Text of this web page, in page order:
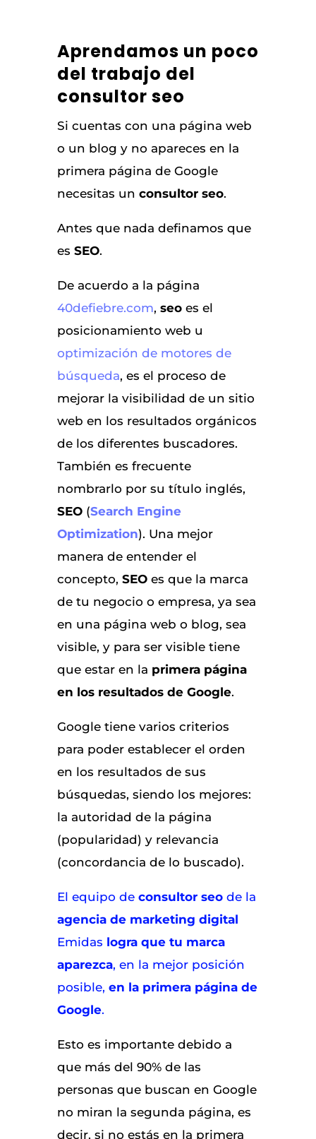
Aprendamos un poco
del trabajo del
consultor seo
Si cuentas con una página web
o un blog y no apareces en la
primera página de Google
necesitas un consultor seo.
Antes que nada definamos que
es SEO.
De acuerdo a la página
40defiebre.com, seoes el
posicionamiento web u
optimización de motores de
búsqueda, es el proceso de
mejorar la visibilidad de un sitio
web en los resultados orgánicos
de los diferentes buscadores.
También es frecuente
nombrarlo por su título inglés,
SEO(Search Engine
Optimization). Una mejor
manera de entender el
concepto, SEOes que la marca
de tu negocio o empresa, ya sea
en una página web o blog, sea
visible, y para ser visible tiene
que estar en la primera página
en los resultados de Google.
Google tiene varios criterios
para poder establecer el orden
en los resultados de sus
búsquedas, siendo los mejores:
la autoridad de la página
(popularidad) y relevancia
(concordancia de lo buscado).
El equipo de consultor seode la
agencia de marketing digital
Emidas logra que tu marca
aparezca, en la mejor posición
posible, en la primera página de
Google.
Esto es importante debido a
que más del 90% de las
personas que buscan en Google
no miran la segunda página, es
decir, si no estás en la primera